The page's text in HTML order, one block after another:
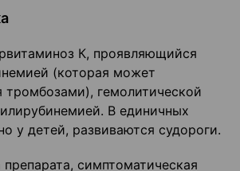
К, проявляющийся
(которая может
тромбозами), гемолитической
В единичных
у детей, развиваются судороги.
препарата, симптоматическая